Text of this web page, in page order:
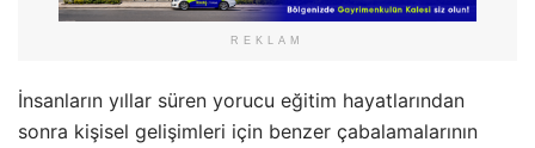
REKLAM
İnsanların yıllar süren yorucu eğitim hayatlarından
sonra kişisel gelişimleri için benzer çabalamalarının